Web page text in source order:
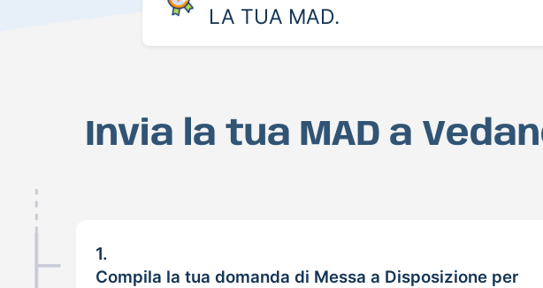
LA TUA MAD.
Invia la tua MAD a
1.
Compila la tua domanda di Messa a Disposizione per